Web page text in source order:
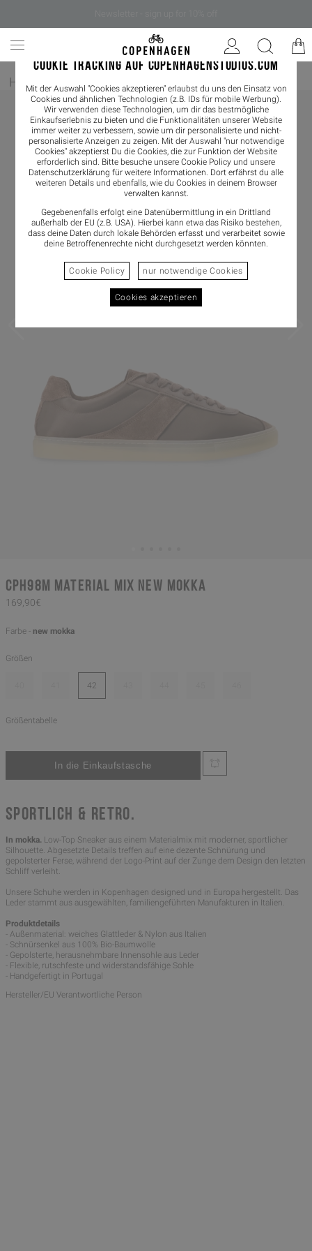
COOKIE TRACKING AUF COPENHAGENSTUDIOS.COM
Mit der Auswahl "Cookies akzeptieren" erlaubst du uns den Einsatz von
Cookies und ähnlichen Technologien (z.B. IDs für mobile Werbung).
Wir verwenden diese Technologien, um dir das bestmögliche
Einkaufserlebnis zu bieten und die Funktionalitäten unserer Website
immer weiter zu verbessern, sowie um dir personalisierte und nicht-
personalisierte Anzeigen zu zeigen. Mit der Auswahl "nur notwendige
Cookies" akzeptierst Du die Cookies, die zur Funktion der Website
erforderlich sind. Bitte besuche unsere Cookie Policy und unsere
Datenschutzerklärung für weitere Informationen. Dort erfährst du alle
weiteren Details und ebenfalls, wie du Cookies in deinem Browser
verwalten kannst.
Gegebenenfalls erfolgt eine Datenübermittlung in ein Drittland
außerhalb der EU (z.B. USA). Hierbei kann etwa das Risiko bestehen,
dass deine Daten durch lokale Behörden erfasst und verarbeitet sowie
deine Betroffenenrechte nicht durchgesetzt werden könnten.
Cookie Policy nur notwendige Cookies
Cookies akzeptieren
Home / Herren/ Sneaker
CPH98M material mix new mokka
169,90€
Farbe - new mokka
Größen
42
Größentabelle
SPORTLICH & RETRO.
In mokka. Low-Top Sneaker aus einem Materialmix mit moderner, sportlicher
Silhouette. Abgesetzte Details treffen auf eine dezente Schnürung und
gepolsterter Ferse, während der Logo-Print auf der Zunge dem Design den letzten
Schliff verleiht.
Unsere Schuhe werden in Kopenhagen designed und in Europa hergestellt. Das
Leder stammt aus ausgewählten, familiengeführten Manufakturen in Italien.
Produktdetails
- Außenmaterial: weiches Glattleder & Nylon aus Italien
- Schnürsenkel aus 100% Bio-Baumwolle
- Gepolsterte, herausnehmbare Innensohle aus Leder
- Flexible, rutschfeste und widerstandsfähige Sohle
- Handgefertigt in Portugal
Hersteller/EU Verantwortliche Person